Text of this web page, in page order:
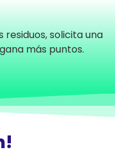
residuos, solicita una
más puntos.